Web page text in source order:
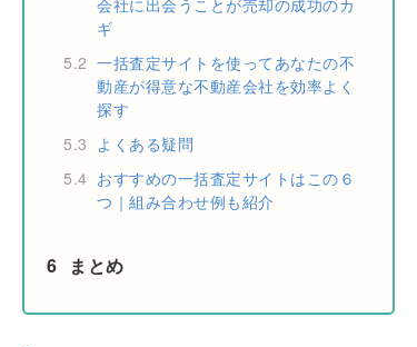
ギ
5.2 一括査定サイトを使ってあなたの不
動産が得意な不動産会社を効率よく
探す
5.3 よくある疑問
5.4 おすすめの一括査定サイトはこの６
つ｜組み合わせ例も紹介
6 まとめ